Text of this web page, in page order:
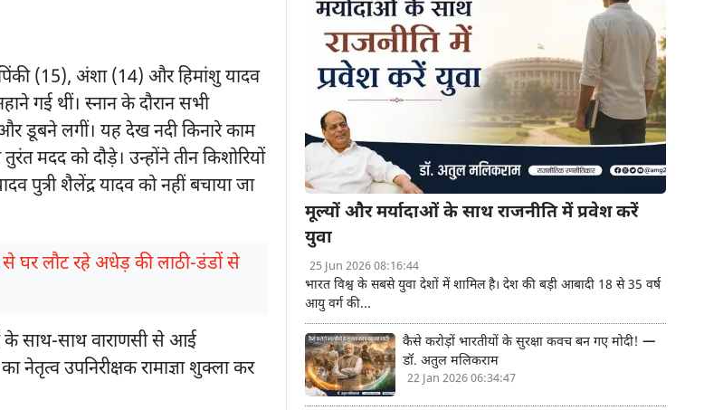
(15), अंशा (14) और हिमांशु यादव
गई थीं। स्नान के दौरान सभी
डूबने लगीं। यह देख नदी किनारे काम
मदद को दौड़े। उन्होंने तीन किशोरियों
पुत्री शैलेंद्र यादव को नहीं बचाया जा
घर लौट रहे अधेड़ की लाठी-डंडों से
के साथ-साथ वाराणसी से आई
उपनिरीक्षक रामाज्ञा शुक्ला कर
मूल्यों और मर्यादाओं के साथ राजनीति में प्रवेश करें
युवा
25 Jun 2026 08:16:44
भारत विश्व के सबसे युवा देशों में शामिल है। देश की बड़ी आबादी 18 से 35 वर्ष
आयु वर्ग की...
कैसे करोड़ों भारतीयों के सुरक्षा कवच बन गए मोदी! —
डॉ. अतुल मलिकराम
22 Jan 2026 06:34:47